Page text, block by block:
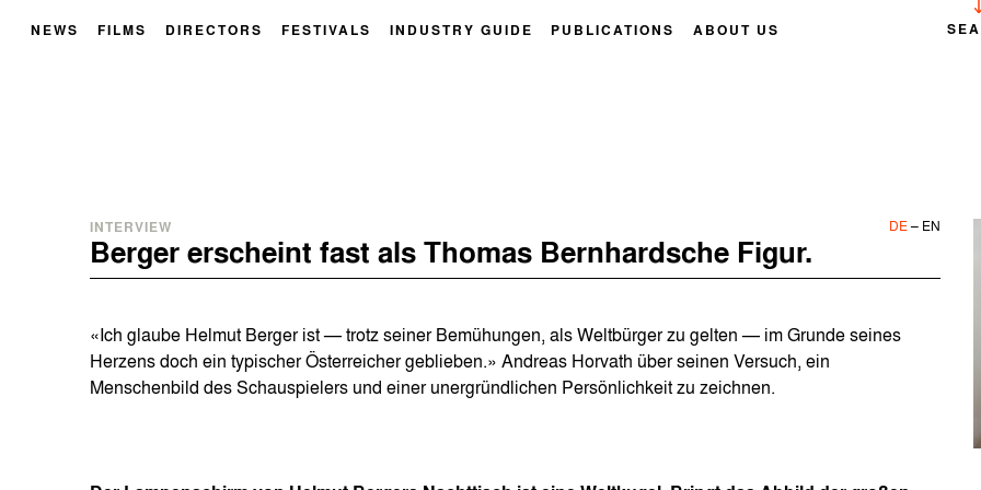
NEWS FILMS DIRECTORS FESTIVALS INDUSTRY GUIDE PUBLICATIONS ABOUT US
INTERVIEW DE –EN
Berger erscheint fast als Thomas Bernhardsche Figur.
«Ich glaube Helmut Berger ist — trotz seiner Bemühungen, als Weltbürger zu gelten — im Grunde seines
Herzens doch ein typischer Österreicher geblieben.» Andreas Horvath über seinen Versuch, ein
Menschenbild des Schauspielers und einer unergründlichen Persönlichkeit zu zeichnen.